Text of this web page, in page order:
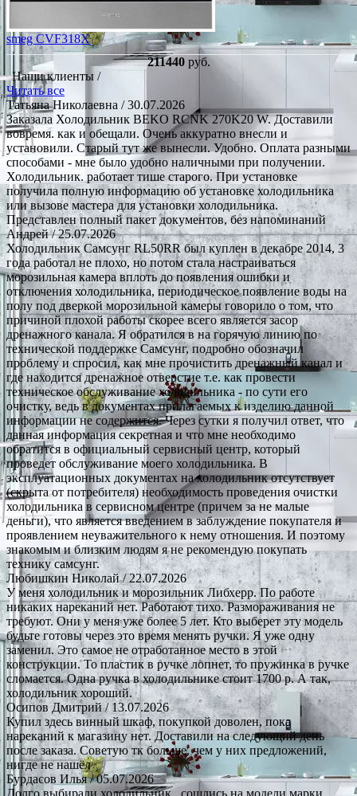
smeg CVF318X
211440руб.
Наши клиенты /
Читать все
Татьяна Николаевна / 30.07.2026
Заказала Холодильник BEKO RCNK 270K20 W. Доставили
вовремя. как и обещали. Очень аккуратно внесли и
установили. Старый тут же вынесли. Удобно. Оплата разными
способами - мне было удобно наличными при получении.
Холодильник. работает тише старого. При установке
получила полную информацию об установке холодильника
или вызове мастера для установки холодильника.
Представлен полный пакет документов, без напоминаний
Андрей/ 25.07.2026
Холодильник Самсунг RL50RR был куплен в декабре 2014, 3
года работал не плохо, но потом стала настраиваться
морозильная камера вплоть до появления ошибки и
отключения холодильника, периодическое появление воды на
полу под дверкой морозильной камеры говорило о том, что
причиной плохой работы скорее всего является засор
дренажного канала. Я обратился в на горячую линию по
технической поддержке Самсунг, подробно обозначил
проблему и спросил, как мне прочистить дренажный канал и
где находится дренажное отверстие т.е. как провести
техническое обслуживание холодильника - по сути его
очистку, ведь в документах прилагаемых к изделию данной
информации не содержится. Через сутки я получил ответ, что
данная информация секретная и что мне необходимо
обратится в официальный сервисный центр, который
проведет обслуживание моего холодильника. В
эксплуатационных документах на холодильник отсутствует
(скрыта от потребителя) необходимость проведения очистки
холодильника в сервисном центре (причем за не малые
деньги), что является введением в заблуждение покупателя и
проявлением неуважительного к нему отношения. И поэтому
знакомым и близким людям я не рекомендую покупать
технику самсунг.
Любишкин Николай/ 22.07.2026
У меня холодильник и морозильник Либхерр. По работе
никаких нареканий нет. Работают тихо. Размораживания не
требуют. Они у меня уже более 5 лет. Кто выберет эту модель
будьте готовы через это время менять ручки. Я уже одну
заменил. Это самое не отработанное место в этой
конструкции. То пластик в ручке лопнет, то пружинка в ручке
сломается. Одна ручка в холодильнике стоит 1700 р. А так,
холодильник хороший.
Осипов Дмитрий/ 13.07.2026
Купил здесь винный шкаф, покупкой доволен, пока
нареканий к магазину нет. Доставили на следующий день
после заказа. Советую тк больше, чем у них предложений,
нигде не нашёл
Бурдасов Илья/ 05.07.2026
Долго выбирали холодильник , сошлись на модели марки